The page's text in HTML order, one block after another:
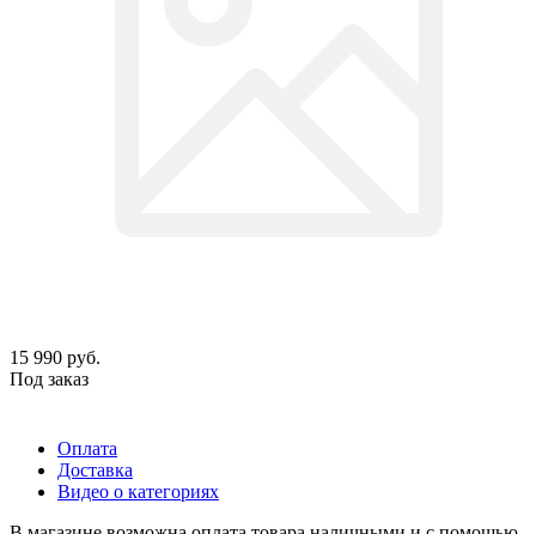
15 990 руб.
Под заказ
Оплата
Доставка
Видео о категориях